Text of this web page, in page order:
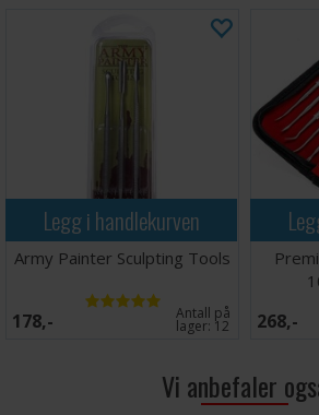
Kan lagres i opptil 2 år. Vi anbefaler å
kjølige, tørre omgivelser.
Legg i handlekurven
Army Painter Sculpting Tools
178,- Antall på
lager: 12 268,-
Vi anbefaler